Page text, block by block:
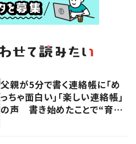
父親が5分で書く連絡帳に「め
っちゃ面白い」「楽しい連絡帳」
の声 書き始めたことで“育児